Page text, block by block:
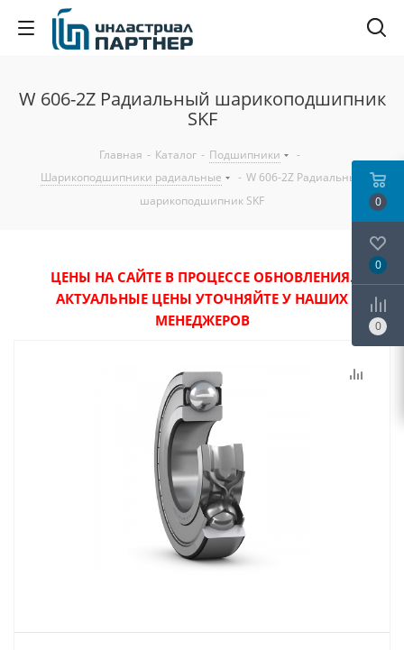
W 606-2Z Радиальный шарикоподшипник
SKF
Главная - Каталог - Подшипники
-
Шарикоподшипники радиальные
- W 606-2Z Радиальный
шарикоподшипник SKF
ЦЕНЫ НА САЙТЕ В ПРОЦЕССЕ ОБНОВЛЕНИЯ.
АКТУАЛЬНЫЕ ЦЕНЫ УТОЧНЯЙТЕ У НАШИХ
МЕНЕДЖЕРОВ
0
0
0